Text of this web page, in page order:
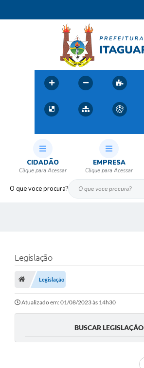
O que voce procura?
CIDADÃO EMPRESA
Legislação
Legislação
Atualizado em: 01/08/2023 às 14h30
BUSCAR LEGISLAÇÃO